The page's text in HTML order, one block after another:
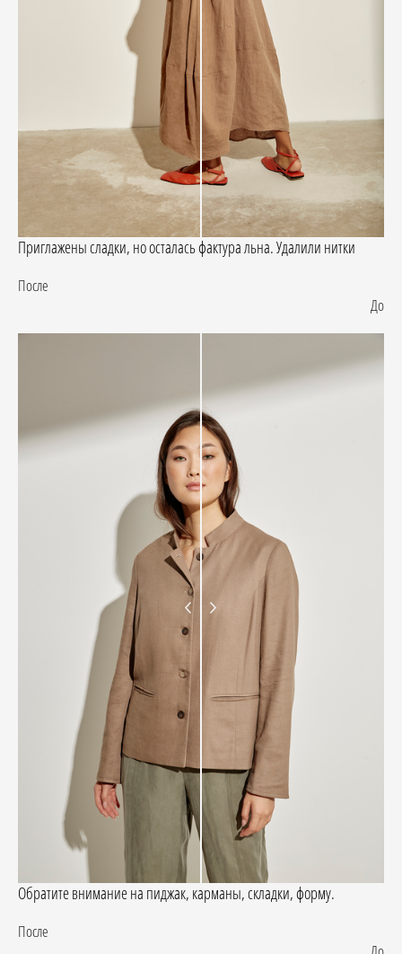
Приглажены сладки, но осталась фактура льна. Удалили нитки
После
До
Обратите внимание на пиджак, карманы, складки, форму.
После